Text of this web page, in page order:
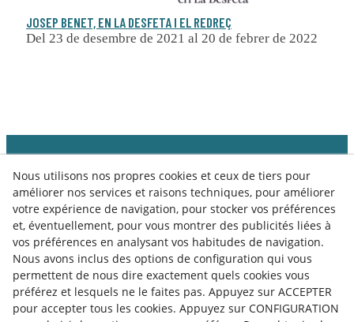
JOSEP BENET, EN LA DESFETA I EL REDREÇ
Del 23 de desembre de 2021 al 20 de febrer de 2022
Nous utilisons nos propres cookies et ceux de tiers pour
améliorer nos services et raisons techniques, pour améliorer
votre expérience de navigation, pour stocker vos préférences
et, éventuellement, pour vous montrer des publicités liées à
vos préférences en analysant vos habitudes de navigation.
Nous avons inclus des options de configuration qui vous
permettent de nous dire exactement quels cookies vous
préférez et lesquels ne le faites pas. Appuyez sur ACCEPTER
pour accepter tous les cookies. Appuyez sur CONFIGURATION